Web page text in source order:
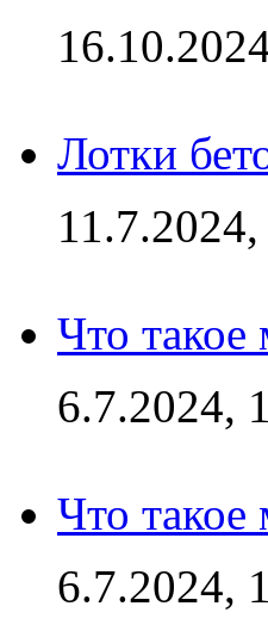
Лотки
Что такое
6.7.2024,
Что такое
6.7.2024,